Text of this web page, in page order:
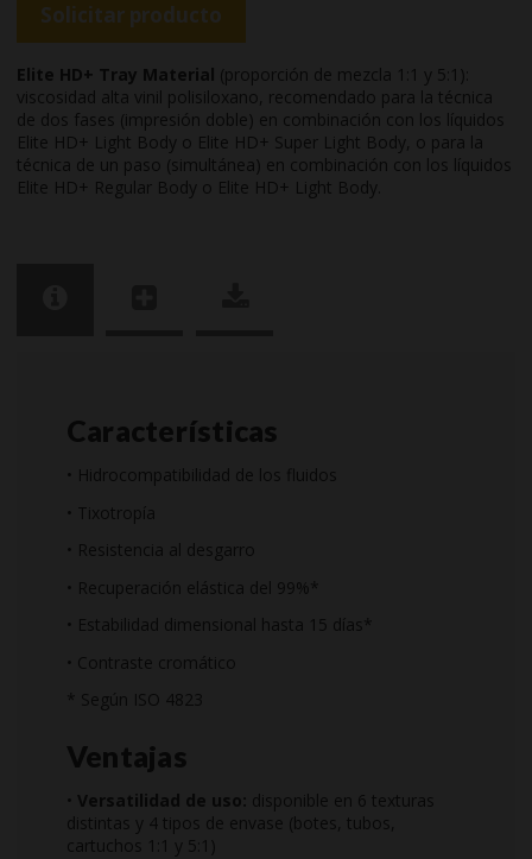
Solicitar producto
Elite HD+ Tray Material (proporción de mezcla 1:1 y 5:1):
viscosidad alta vinil polisiloxano, recomendado para la técnica
de dos fases (impresión doble) en combinación con los líquidos
Elite HD+ Light Body o Elite HD+ Super Light Body, o para la
técnica de un paso (simultánea) en combinación con los líquidos
Elite HD+ Regular Body o Elite HD+ Light Body.
Características
• Hidrocompatibilidad de los fluidos
• Tixotropía
• Resistencia al desgarro
• Recuperación elástica del 99%*
• Estabilidad dimensional hasta 15 días*
• Contraste cromático
* Según ISO 4823
Ventajas
• Versatilidad de uso: disponible en 6 texturas
distintas y 4 tipos de envase (botes, tubos,
cartuchos 1:1 y 5:1)